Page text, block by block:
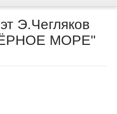
Э.Чегляков
МОРЕ"